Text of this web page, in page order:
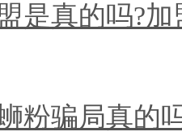
是真的吗?
粉骗局真的